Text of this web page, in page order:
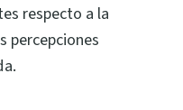
respecto a la
percepciones